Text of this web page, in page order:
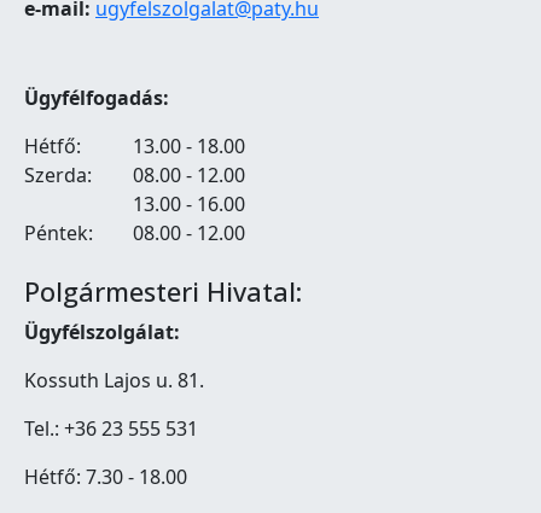
e-mail: ugyfelszolgalat@paty.hu
Ügyfélfogadás:
Hétfő:
13.00 - 18.00
Szerda:
08.00 - 12.00
13.00 - 16.00
Péntek:
08.00 - 12.00
Polgármesteri Hivatal:
Ügyfélszolgálat:
Kossuth Lajos u. 81.
Tel.: +36 23 555 531
Hétfő: 7.30 - 18.00